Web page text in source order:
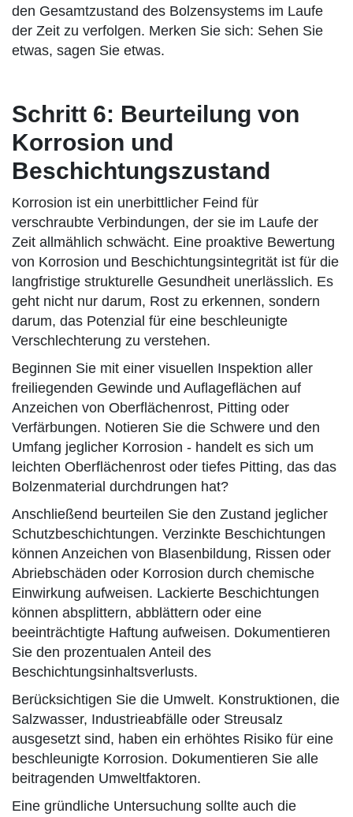
den Gesamtzustand des Bolzensystems im Laufe
der Zeit zu verfolgen. Merken Sie sich: Sehen Sie
etwas, sagen Sie etwas.
Schritt 6: Beurteilung von
Korrosion und
Beschichtungszustand
Korrosion ist ein unerbittlicher Feind für
verschraubte Verbindungen, der sie im Laufe der
Zeit allmählich schwächt. Eine proaktive Bewertung
von Korrosion und Beschichtungsintegrität ist für die
langfristige strukturelle Gesundheit unerlässlich. Es
geht nicht nur darum, Rost zu erkennen, sondern
darum, das Potenzial für eine beschleunigte
Verschlechterung zu verstehen.
Beginnen Sie mit einer visuellen Inspektion aller
freiliegenden Gewinde und Auflageflächen auf
Anzeichen von Oberflächenrost, Pitting oder
Verfärbungen. Notieren Sie die Schwere und den
Umfang jeglicher Korrosion - handelt es sich um
leichten Oberflächenrost oder tiefes Pitting, das das
Bolzenmaterial durchdrungen hat?
Anschließend beurteilen Sie den Zustand jeglicher
Schutzbeschichtungen. Verzinkte Beschichtungen
können Anzeichen von Blasenbildung, Rissen oder
Abriebschäden oder Korrosion durch chemische
Einwirkung aufweisen. Lackierte Beschichtungen
können absplittern, abblättern oder eine
beeinträchtigte Haftung aufweisen. Dokumentieren
Sie den prozentualen Anteil des
Beschichtungsinhaltsverlusts.
Berücksichtigen Sie die Umwelt. Konstruktionen, die
Salzwasser, Industrieabfälle oder Streusalz
ausgesetzt sind, haben ein erhöhtes Risiko für eine
beschleunigte Korrosion. Dokumentieren Sie alle
beitragenden Umweltfaktoren.
Eine gründliche Untersuchung sollte auch die